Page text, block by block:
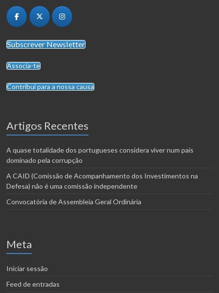
Subscrever Newsletter
Associa-te
Contribui para a nossa causa
Artigos Recentes
A quase totalidade dos portugueses considera viver num país
dominado pela corrupção
A CAID (Comissão de Acompanhamento dos Investimentos na
Defesa) não é uma comissão independente
Convocatória de Assembleia Geral Ordinária
Meta
Iniciar sessão
Feed de entradas